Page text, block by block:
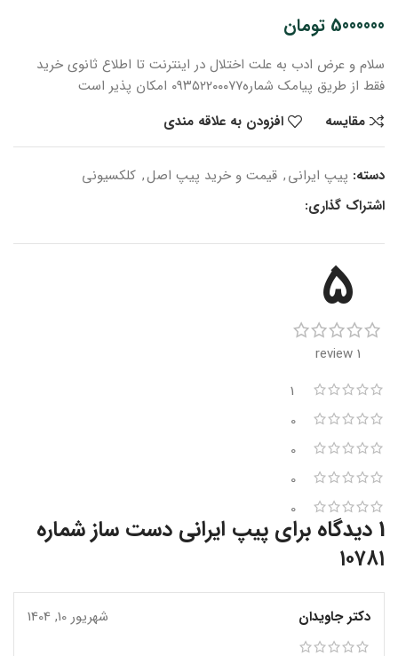
5000000 تومان
سلام و عرض ادب به علت اختلال در اینترنت تا اطلاع ثانوی خرید
فقط از طریق پیامک شماره۰۹۳۵۲۲۰۰۰۷۷ امکان پذیر است
مقایسه
افزودن به علاقه مندی
دسته: پیپ ایرانی, قیمت و خرید پیپ اصل, کلکسیونی
اشتراک گذاری:
5
1 review
1
0
0
0
0
1 دیدگاه برای
پیپ ایرانی دست ساز شماره
۱۰۷۸۱
دکتر جاویدان شهریور 10, 1404